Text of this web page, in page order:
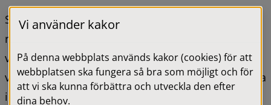
Söndagen den 13 september genomförs val till
riksdag, kommun och region. Det finns totalt 18
valdistrikt i kommunen. På ditt röstkort står det
vilket distrikt du tillhör och vilken lokal du ska rösta
i. Kommunhuset i Gislaved är öppen för den som
Vi använder kakor
På denna webbplats används kakor (cookies) för att
webbplatsen ska fungera så bra som möjligt och för
att vi ska kunna förbättra och utveckla den efter
dina behov.